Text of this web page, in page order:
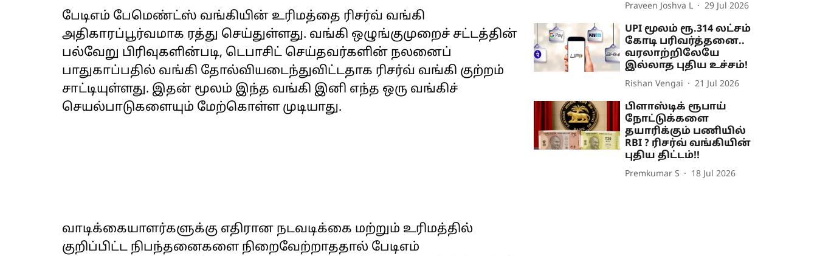
பேடிஎம் பேமெண்ட்ஸ் வங்கியின் உரிமத்தை ரிசர்வ் வங்கி
அதிகாரப்பூர்வமாக ரத்து செய்துள்ளது. வங்கி ஒழுங்குமுறைச் சட்டத்தின்
பல்வேறு பிரிவுகளின்படி, டெபாசிட் செய்தவர்களின் நலனைப்
பாதுகாப்பதில் வங்கி தோல்வியடைந்துவிட்டதாக ரிசர்வ் வங்கி குற்றம்
சாட்டியுள்ளது. இதன் மூலம் இந்த வங்கி இனி எந்த ஒரு வங்கிச்
செயல்பாடுகளையும் மேற்கொள்ள முடியாது.
வாடிக்கையாளர்களுக்கு எதிரான நடவடிக்கை மற்றும் உரிமத்தில்
குறிப்பிட்ட நிபந்தனைகளை நிறைவேற்றாததால் பேடிஎம்
Praveen Joshva L 29 Jul 2026
UPI மூலம் ரூ.314 லட்சம்
கோடி பரிவர்த்தனை..
வரலாற்றிலேயே
இல்லாத புதிய உச்சம்!
Rishan Vengai 21 Jul 2026
பிளாஸ்டிக் ரூபாய்
நோட்டுக்களை
தயாரிக்கும் பணியில்
RBI ? ரிசர்வ் வங்கியின்
புதிய திட்டம்!!
Premkumar S 18 Jul 2026